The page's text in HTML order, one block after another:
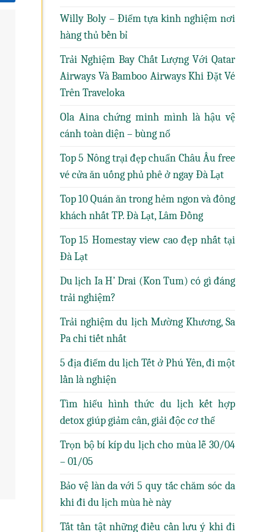
Willy Boly – Điểm tựa kinh nghiệm nơi
hàng thủ bền bỉ
Trải Nghiệm Bay Chất Lượng Với Qatar
Airways Và Bamboo Airways Khi Đặt Vé
Trên Traveloka
Ola Aina chứng minh mình là hậu vệ
cánh toàn diện – bùng nổ
Top 5 Nông trại đẹp chuẩn Châu Âu free
vé cửa ăn uống phủ phê ở ngay Đà Lạt
Top 10 Quán ăn trong hẻm ngon và đông
khách nhất TP. Đà Lạt, Lâm Đồng
Top 15 Homestay view cao đẹp nhất tại
Đà Lạt
Du lịch Ia H’ Drai (Kon Tum) có gì đáng
trải nghiệm?
Trải nghiệm du lịch Mường Khương, Sa
Pa chi tiết nhất
5 địa điểm du lịch Tết ở Phú Yên, đi một
lần là nghiện
Tìm hiểu hình thức du lịch kết hợp
detox giúp giảm cân, giải độc cơ thể
Trọn bộ bí kíp du lịch cho mùa lễ 30/04
– 01/05
Bảo vệ làn da với 5 quy tắc chăm sóc da
khi đi du lịch mùa hè này
Tất tần tật những điều cần lưu ý khi đi